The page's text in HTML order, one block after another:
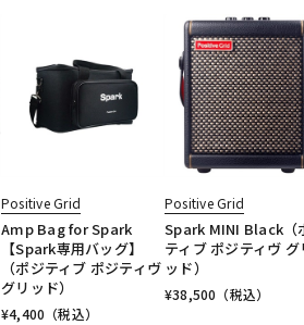
Positive Grid
Amp Bag for Spark
【Spark専用バッグ】
（ポジティブ ポジティヴ
グリッド）
¥4,400 （税込）
Positive Grid
Spark MINI Black（
ティブ ポジティヴ グ
ッド）
¥38,500 （税込）